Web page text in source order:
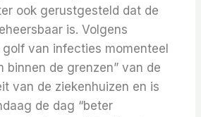
ook gerustgesteld dat de
is. Volgens
van infecties momenteel
binnen de grenzen” van de
van de ziekenhuizen en is
de dag “beter